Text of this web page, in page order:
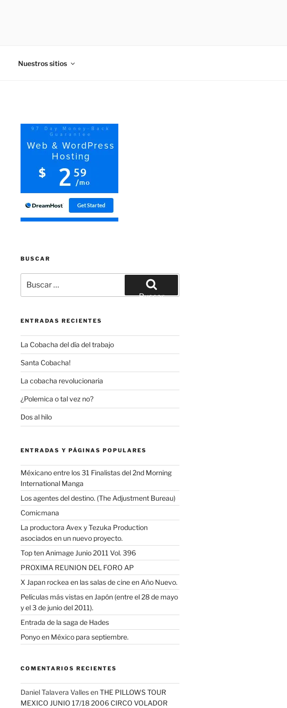
Nuestros sitios
BUSCAR
por:
Buscar
ENTRADAS RECIENTES
La Cobacha del día del trabajo
Santa Cobacha!
La cobacha revolucionaria
¿Polemica o tal vez no?
Dos al hilo
ENTRADAS Y PÁGINAS POPULARES
Méxicano entre los 31 Finalistas del 2nd Morning
International Manga
Los agentes del destino. (The Adjustment Bureau)
Comicmana
La productora Avex y Tezuka Production
asociados en un nuevo proyecto.
Top ten Animage Junio 2011 Vol. 396
PROXIMA REUNION DEL FORO AP
X Japan rockea en las salas de cine en Año Nuevo.
Películas más vistas en Japón (entre el 28 de mayo
y el 3 de junio del 2011).
Entrada de la saga de Hades
Ponyo en México para septiembre.
COMENTARIOS RECIENTES
Daniel Talavera VallesenTHE PILLOWS TOUR
MEXICO JUNIO 17/18 2006 CIRCO VOLADOR